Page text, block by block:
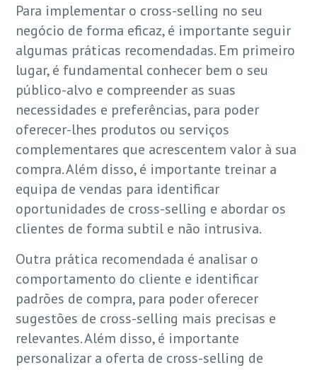
Para implementar o cross-selling no seu
negócio de forma eficaz, é importante seguir
algumas práticas recomendadas. Em primeiro
lugar, é fundamental conhecer bem o seu
público-alvo e compreender as suas
necessidades e preferências, para poder
oferecer-lhes produtos ou serviços
complementares que acrescentem valor à sua
compra. Além disso, é importante treinar a
equipa de vendas para identificar
oportunidades de cross-selling e abordar os
clientes de forma subtil e não intrusiva.
Outra prática recomendada é analisar o
comportamento do cliente e identificar
padrões de compra, para poder oferecer
sugestões de cross-selling mais precisas e
relevantes. Além disso, é importante
personalizar a oferta de cross-selling de